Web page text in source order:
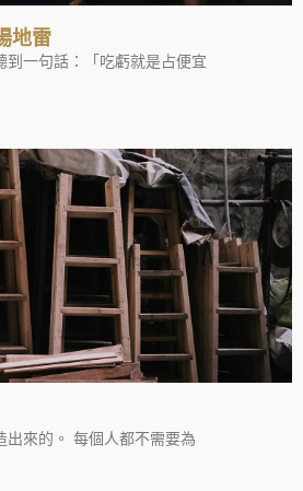
地雷
到一句話：「吃虧就是占便宜
出來的。 每個人都不需要為